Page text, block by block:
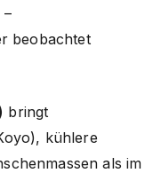
–
beobachtet
bringt
kühlere
als im